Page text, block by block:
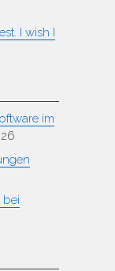
I wish I
im
bei